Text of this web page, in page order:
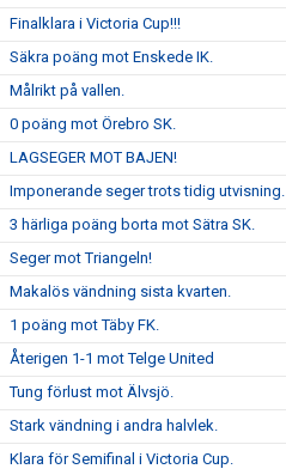
Finalklara i Victoria Cup!!!
Säkra poäng mot Enskede IK.
Målrikt på vallen.
0 poäng mot Örebro SK.
LAGSEGER MOT BAJEN!
Imponerande seger trots tidig utvisning.
3 härliga poäng borta mot Sätra SK.
Seger mot Triangeln!
Makalös vändning sista kvarten.
1 poäng mot Täby FK.
Återigen 1-1 mot Telge United
Tung förlust mot Älvsjö.
Stark vändning i andra halvlek.
Klara för Semifinal i Victoria Cup.